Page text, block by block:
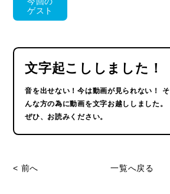
ゲスト
文字起こししました！
音を出せない！今は動画が見られない！
そ
んな方の為に動画を文字お越ししました。
ぜひ、お読みください。
< 前へ 一覧へ戻る